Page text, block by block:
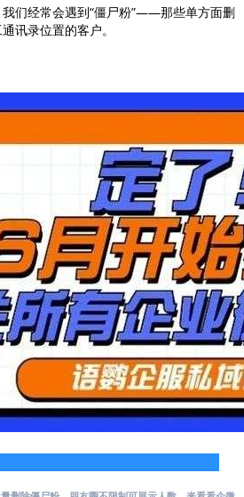
们经常会遇到“僵尸粉”——那些单方面删
讯录位置的客户。